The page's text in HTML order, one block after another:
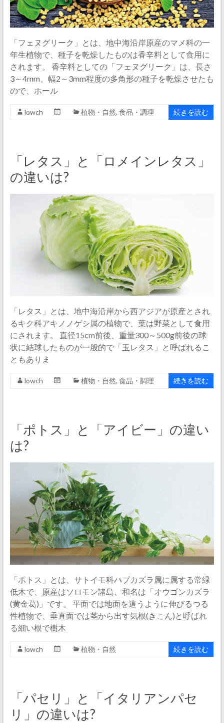
「フェヌグリーク」とは、地中海沿岸原産のマメ科の一
年生植物で、種子を乾燥したものは香辛料として食用に
されます。 香辛料としての「フェヌグリーク」は、長さ
3～4mm、幅2～3mm程度の多角形の種子を乾燥させたも
ので、ホール
lowch 植物・自然, 食品・調理 続きを読む
「レタス」と「ロメインレタス」
の違いは?
「レタス」とは、地中海沿岸から西アジアが原産とされ
るキク科アキノノゲシ属の植物で、葉は野菜として食用
にされます。 直径15cm前後、重量300～500g前後の球
状に結球したものが一般的で「玉レタス」と呼ばれるこ
ともありま
lowch 植物・自然, 食品・調理 続きを読む
「ポトス」と「アイビー」の違い
は?
「ポトス」とは、サトイモ科ハブカズラ属に属する常緑
低木で、原産はソロモン諸島、和名は「オウゴンカズラ
(黄金葛)」です。 平面では地面を這うように伸びるつる
性植物で、垂直面では茎から出す気根(きこん)と呼ばれ
る細い根で樹木
lowch 植物・自然 続きを読む
「パセリ」と「イタリアンパセ
リ」の違いは?